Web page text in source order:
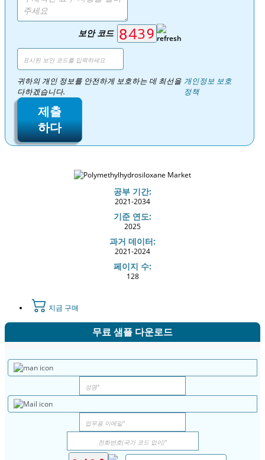
보안 코드
귀하의 개인 정보를 안전하게 보호하는 데 최선을
다하겠습니다.
개인정보 보호
정책
제출
하다
공부 기간:
2021-2034
기준 연도:
2025
과거 데이터:
2021-2024
페이지 수:
128
지금 구매
무료 샘플 다운로드